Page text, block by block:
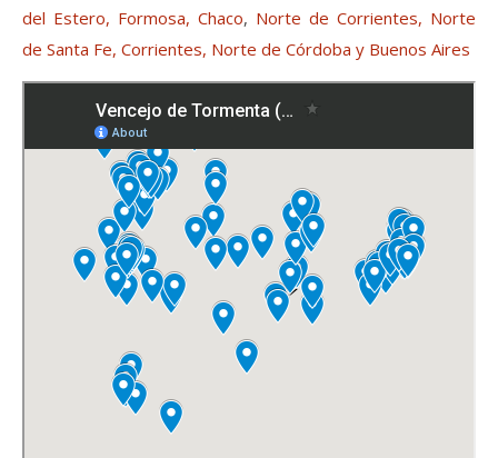
del Estero, Formosa, Chaco, Norte de Corrientes, Norte
de Santa Fe, Corrientes, Norte de Córdoba y Buenos Aires